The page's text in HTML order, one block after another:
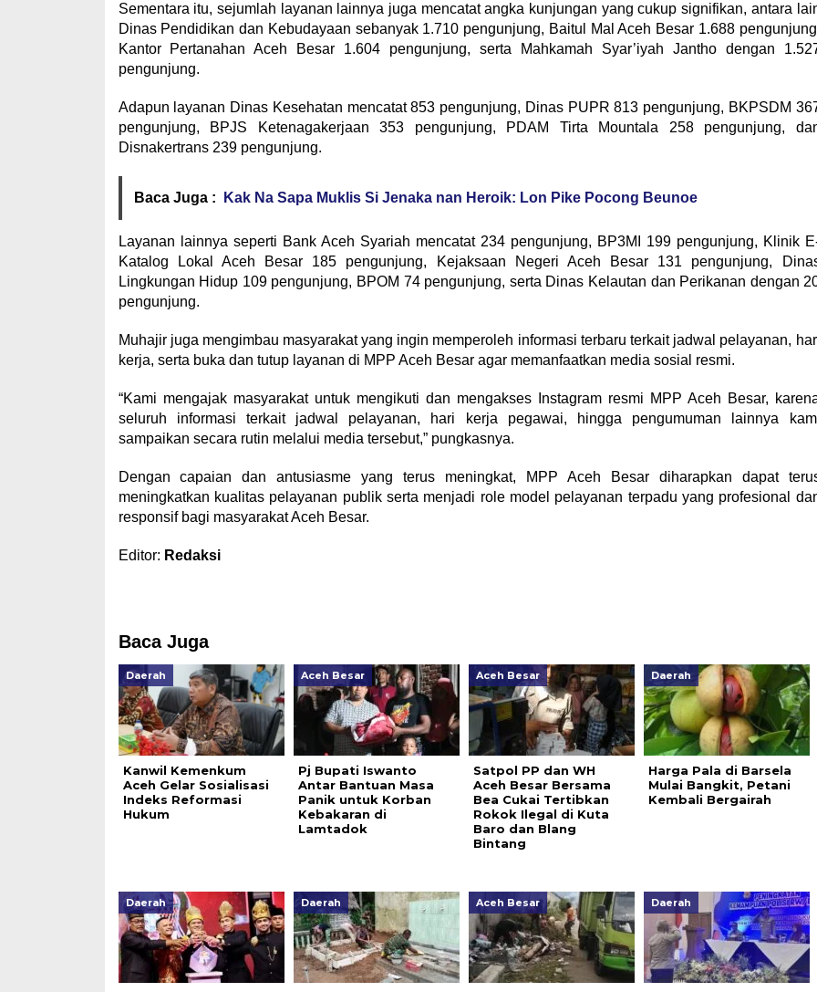
Sementara itu, sejumlah layanan lainnya juga mencatat angka kunjungan yang cukup signifikan, antara
Dinas Pendidikan dan Kebudayaan sebanyak 1.710 pengunjung, Baitul Mal Aceh Besar 1.688
Kantor Pertanahan Aceh Besar 1.604 pengunjung, serta Mahkamah Syar’iyah Jantho dengan
pengunjung.
Adapun layanan Dinas Kesehatan mencatat 853 pengunjung, Dinas PUPR 813 pengunjung, BKPSDM
pengunjung, BPJS Ketenagakerjaan 353 pengunjung, PDAM Tirta Mountala 258 pengunjung,
Disnakertrans 239 pengunjung.
Baca Juga : Kak Na Sapa Muklis Si Jenaka nan Heroik: Lon Pike Pocong Beunoe
Layanan lainnya seperti Bank Aceh Syariah mencatat 234 pengunjung, BP3MI 199 pengunjung, Klinik
Katalog Lokal Aceh Besar 185 pengunjung, Kejaksaan Negeri Aceh Besar 131 pengunjung,
Lingkungan Hidup 109 pengunjung, BPOM 74 pengunjung, serta Dinas Kelautan dan Perikanan dengan
pengunjung.
Muhajir juga mengimbau masyarakat yang ingin memperoleh informasi terbaru terkait jadwal pelayanan,
kerja, serta buka dan tutup layanan di MPP Aceh Besar agar memanfaatkan media sosial resmi.
“Kami mengajak masyarakat untuk mengikuti dan mengakses Instagram resmi MPP Aceh Besar,
seluruh informasi terkait jadwal pelayanan, hari kerja pegawai, hingga pengumuman lainnya
sampaikan secara rutin melalui media tersebut,” pungkasnya.
Dengan capaian dan antusiasme yang terus meningkat, MPP Aceh Besar diharapkan dapat
meningkatkan kualitas pelayanan publik serta menjadi role model pelayanan terpadu yang profesional
responsif bagi masyarakat Aceh Besar.
Editor: Redaksi
Baca Juga
Daerah
Kanwil Kemenkum
Aceh Gelar Sosialisasi
Indeks Reformasi
Hukum
Aceh Besar
Pj Bupati Iswanto
Antar Bantuan Masa
Panik untuk Korban
Kebakaran di
Lamtadok
Aceh Besar
Satpol PP dan WH
Aceh Besar Bersama
Bea Cukai Tertibkan
Rokok Ilegal di Kuta
Baro dan Blang
Bintang
Daerah
Harga Pala di Barsela
Mulai Bangkit, Petani
Kembali Bergairah
Daerah Daerah Aceh Besar Daerah